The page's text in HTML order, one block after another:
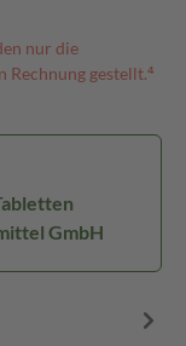
nur die
Rechnung gestellt.⁴
GmbH